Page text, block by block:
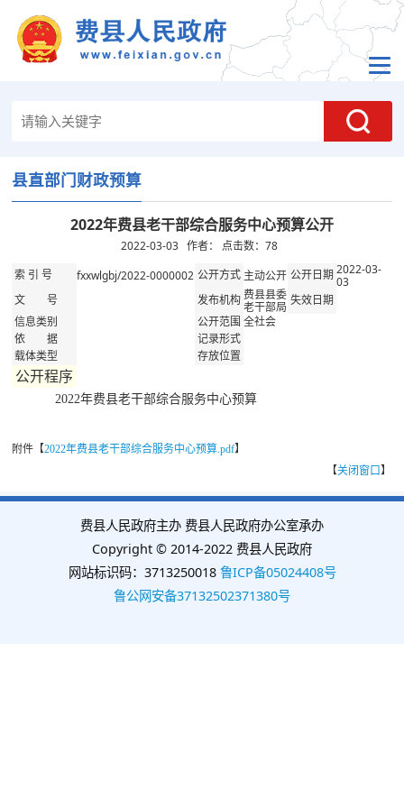
县直部门财政预算
2022年费县老干部综合服务中心预算公开
2022-03-03 作者： 点击数： 78
索 引 号 fxxwlgbj/2022-0000002 公开方式 主动公开 公开日期2022-03-
03
文 号 发布机构费县县委
老干部局 失效日期
信息类别
公开范围全社会
依 据
记录形式
载体类型
存放位置
公开程序
2022年费县老干部综合服务中心预算
附件【2022年费县老干部综合服务中心预算.pdf】
【关闭窗口】
费县人民政府主办 费县人民政府办公室承办
Copyright © 2014-2022 费县人民政府
网站标识码：3713250018 鲁ICP备05024408号
鲁公网安备37132502371380号